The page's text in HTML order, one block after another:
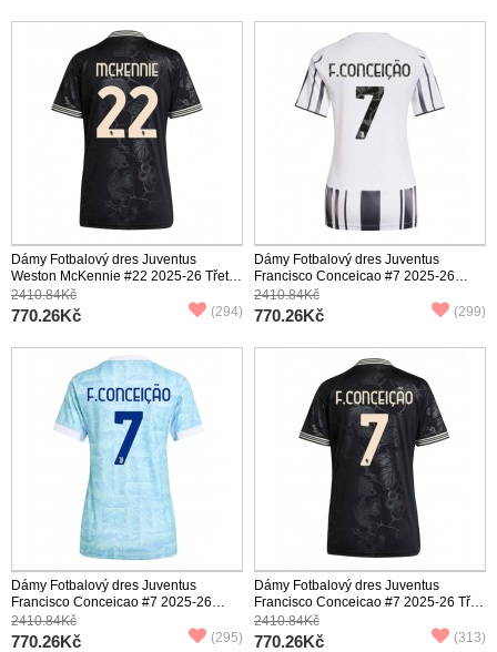
Dámy Fotbalový dres Juventus
Weston McKennie #22 2025-26 Třetí
Krátký Rukáv
2410.84Kč
770.26Kč (294)
Dámy Fotbalový dres Juventus
Francisco Conceicao #7 2025-26
Domácí Krátký Rukáv
2410.84Kč
770.26Kč (299)
Dámy Fotbalový dres Juventus
Francisco Conceicao #7 2025-26
Venkovní Krátký Rukáv
2410.84Kč
770.26Kč (295)
Dámy Fotbalový dres Juventus
Francisco Conceicao #7 2025-26 Třetí
Krátký Rukáv
2410.84Kč
770.26Kč (313)